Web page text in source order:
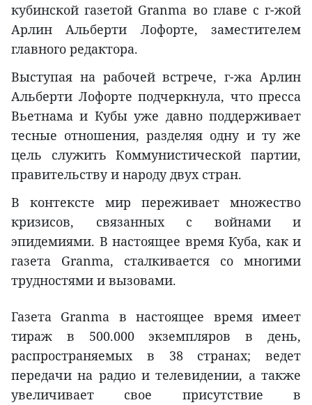
кубинской газетой Granma во главе с г-жой
Арлин Альберти Лофорте, заместителем
главного редактора.
Выступая на рабочей встрече, г-жа Арлин
Альберти Лофорте подчеркнула, что пресса
Вьетнама и Кубы уже давно поддерживает
тесные отношения, разделяя одну и ту же
цель служить Коммунистической партии,
правительству и народу двух стран.
В контексте мир переживает множество
кризисов, связанных с войнами и
эпидемиями. В настоящее время Куба, как и
газета Granma, сталкивается со многими
трудностями и вызовами.
Газета Granma в настоящее время имеет
тираж в 500.000 экземпляров в день,
распространяемых в 38 странах; ведет
передачи на радио и телевидении, а также
увеличивает свое присутствие в